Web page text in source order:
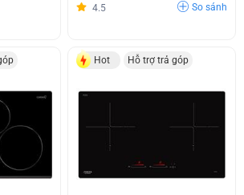
4.5 So sánh
Hot Hỗ trợ trả góp